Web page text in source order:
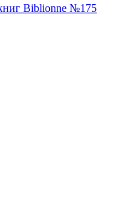
Biblionne №175